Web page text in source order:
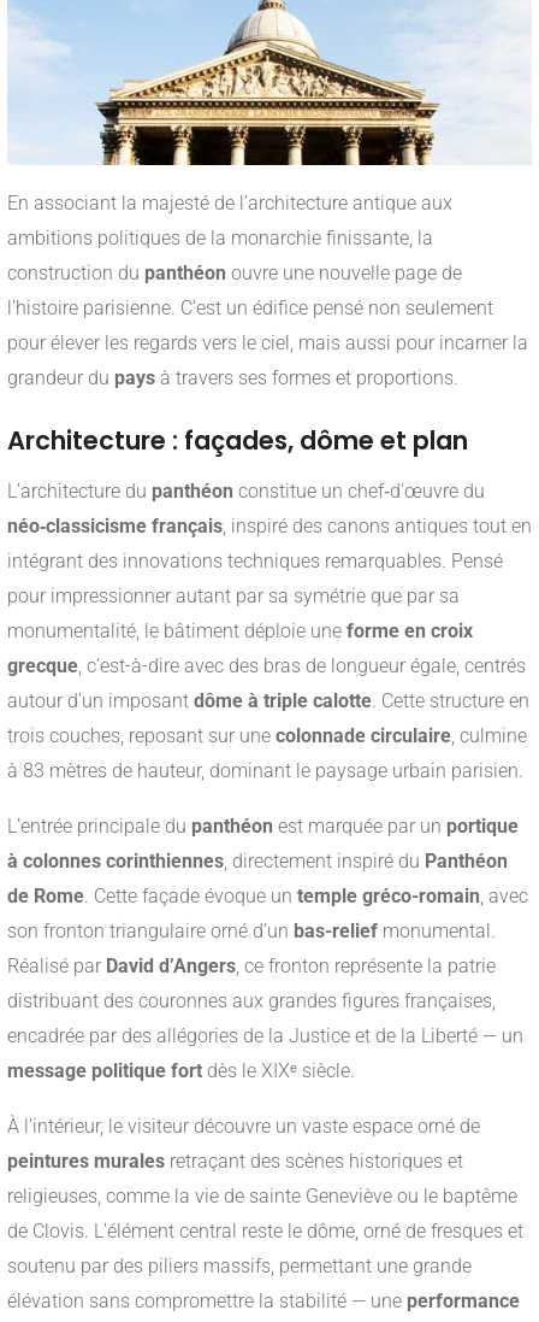
En associant la majesté de l’architecture antique aux
ambitions politiques de la monarchie finissante, la
construction du panthéon ouvre une nouvelle page de
l’histoire parisienne. C’est un édifice pensé non seulement
pour élever les regards vers le ciel, mais aussi pour incarner la
grandeur du pays à travers ses formes et proportions.
Architecture : façades, dôme et plan
L’architecture du panthéon constitue un chef‑d’œuvre du
néo‑classicisme français , inspiré des canons antiques tout en
intégrant des innovations techniques remarquables. Pensé
pour impressionner autant par sa symétrie que par sa
monumentalité, le bâtiment déploie une forme en croix
grecque , c’est-à-dire avec des bras de longueur égale, centrés
autour d’un imposant dôme à triple calotte . Cette structure en
trois couches, reposant sur une colonnade circulaire , culmine
à 83 mètres de hauteur, dominant le paysage urbain parisien.
L’entrée principale du panthéon est marquée par un portique
à colonnes corinthiennes , directement inspiré du Panthéon
de Rome . Cette façade évoque un temple gréco-romain , avec
son fronton triangulaire orné d’un bas-relief monumental.
Réalisé par David d’Angers , ce fronton représente la patrie
distribuant des couronnes aux grandes figures françaises,
encadrée par des allégories de la Justice et de la Liberté — un
message politique fort dès le XIXᵉ siècle.
À l’intérieur, le visiteur découvre un vaste espace orné de
peintures murales retraçant des scènes historiques et
religieuses, comme la vie de sainte Geneviève ou le baptême
de Clovis. L’élément central reste le dôme, orné de fresques et
soutenu par des piliers massifs, permettant une grande
élévation sans compromettre la stabilité — une performance